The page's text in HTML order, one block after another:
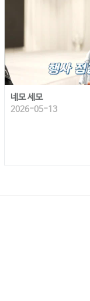
네모 세모
2026-05-13